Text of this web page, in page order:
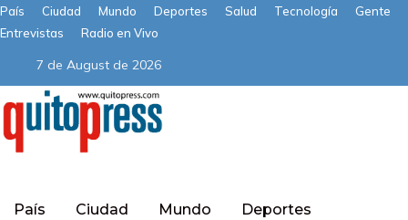
País Ciudad Mundo Deportes Salud Tecnología
Gente
Entrevistas
Radio en Vivo
7 de August de 2026
País Ciudad Mundo Deportes